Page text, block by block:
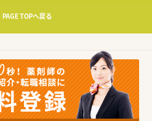
PAGE TOPへ戻る